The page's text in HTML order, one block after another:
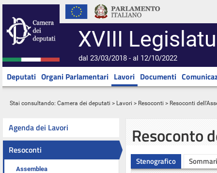
XVIII
dal 23/03/2018 - al 12/10/2022
Deputati Organi Parlamentari Lavori Documenti
Stai consultando: Camera dei deputati > Lavori > Resoconti > Resoconti
Agenda dei Lavori
Resoconti
Assemblea
Resoconto
Stenografico